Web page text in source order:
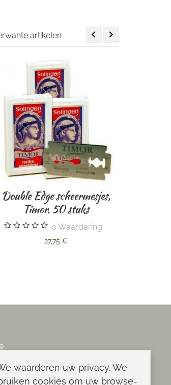
artikelen
scheermesjes,
50 stuks
0Waardering
Taylor of Old Bond
scheercrème. Mr
uur
uur
waarderen uw privacy. We
cookies om uw browse-